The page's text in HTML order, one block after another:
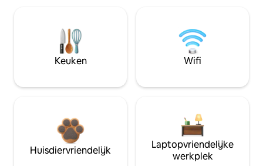
Keuken Wifi
Huisdiervriendelijk
Laptopvriendelijke
werkplek